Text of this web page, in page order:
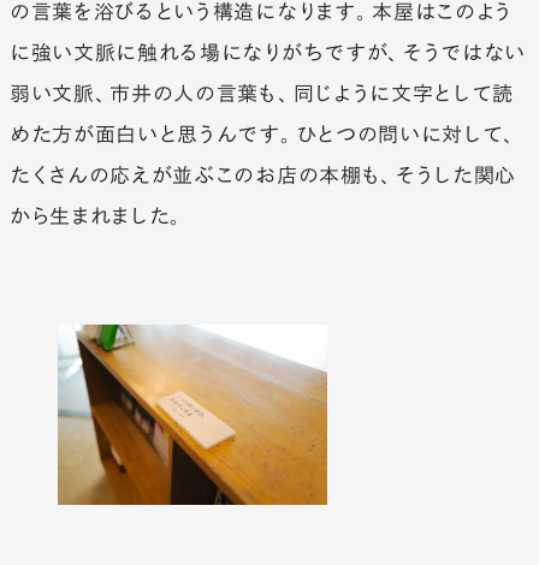
の言葉を浴びるという構造になります。本屋はこのよう
に強い文脈に触れる場になりがちですが、そうではない
弱い文脈、市井の人の言葉も、同じように文字として読
めた方が面白いと思うんです。ひとつの問いに対して、
たくさんの応えが並ぶこのお店の本棚も、そうした関心
から生まれました。